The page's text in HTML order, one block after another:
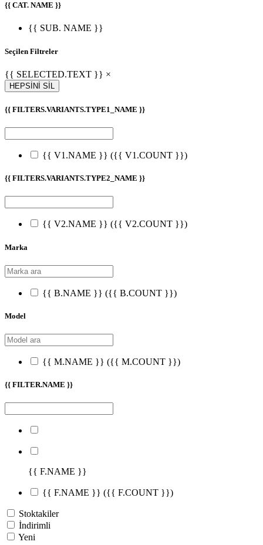
{{ CAT. NAME }}
{{ SUB. NAME }}
Seçilen Filtreler
{{ SELECTED.TEXT }} ×
HEPSİNİ SİL
{{ FILTERS.VARIANTS.TYPE1_NAME }}
{{ V1.NAME }} ({{ V1.COUNT }})
{{ FILTERS.VARIANTS.TYPE2_NAME }}
{{ V2.NAME }} ({{ V2.COUNT }})
Marka
{{ B.NAME }} ({{ B.COUNT }})
Model
{{ M.NAME }} ({{ M.COUNT }})
{{ FILTER.NAME }}
{{ F.NAME }}
{{ F.NAME }} ({{ F.COUNT }})
Stoktakiler
İndirimli
Yeni